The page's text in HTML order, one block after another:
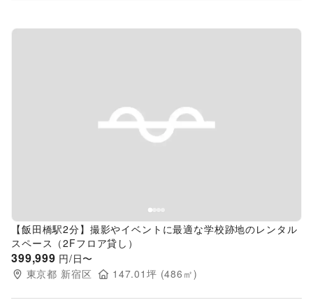
Previous slide
【飯田橋駅2分】撮影やイベントに最適な学校跡地のレンタル
スペース（2Fフロア貸し）
399,999 円/日〜
東京都 新宿区 147.01 坪 (486 ㎡)